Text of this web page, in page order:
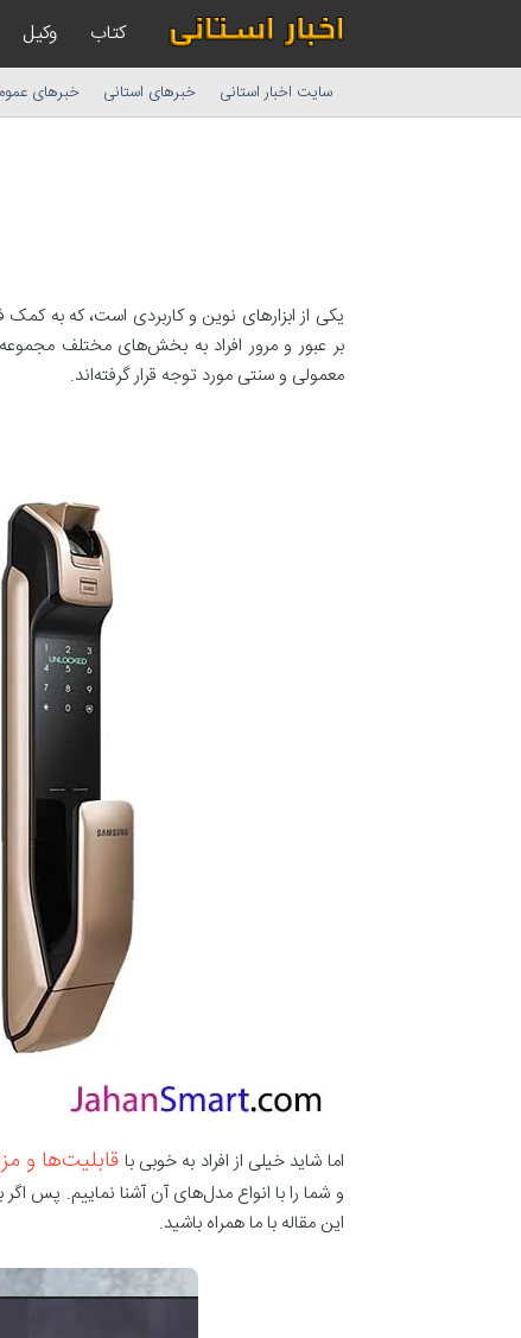
کتاب وکیل
سایت اخبار استانی خبرهای استانی خبرهای
یکی از ابزارهای نوین و کاربردی است، که به کمک
بر عبور و مرور افراد به بخش‌های مختلف
معمولی و سنتی مورد توجه قرار گرفته‌اند.
اما شاید خیلی از افراد به خوبی باقابلیت‌ها و
و شما را با انواع مدل‌های آن آشنا نماییم. پس
این مقاله با ما همراه باشید.